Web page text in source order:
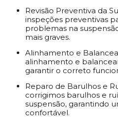
Revisão Preventiva da Suspensão: Realizamos
inspeções preventivas
problemas na
mais graves.
Alinhamento e Balanceamento: Realizamos o
alinhamento e
garantir o correto
Reparo de Barulhos e Ruídos: Identificamos e
corrigimos barulhos e
suspensão, garantindo
confortável.